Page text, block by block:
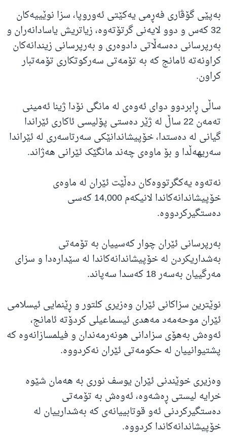
بەپێی گۆڤاری فەڕمی یەکێتی ئەوروپا، سزا نوێییەکان
32 کەس و دوو لایەنی گرتۆتەوە، زیاتریش یاسادانەران و
بەرپرسانی دەسەڵاتی دادوەری و بەرپرسانی زیندانەکان
کراونەتە ئامانج کە بە تۆمەتی سەرکوتکاری تۆمەتبار
کراون.
ساڵی ڕابردوو دوای ئەوەی لە مانگی نۆدا ژینا ئەمینی
تەمەن 22 ساڵ لە ژێر دەستی پۆلیسی ئاکاری ئێراندا
گیانی لە دەستدا، خۆپیشاندانێکی سەرتاسەری لە ئێراندا
سەریهەڵدا و بۆ ماوەی چەند مانگێک ئێرانی هەژاند.
نەتەوە یەکگرتووەکان دەڵێت ئێران لە ماوەی
خۆپیشاندانەکاندا لانیکەم 14,000 کەسی
دەستگیرکردووە.
بەرپرسانی ئێران چوار کەسییان بە تۆمەتی
بەشداریکردن لە خۆپیشاندانەکاندا لە سێدارەدا و سزای
مەرگییان بەسەر 18 کەسدا سەپاند.
نوێترین سزاکانی ئێران وەزیری کلتور و ڕێنمایی ئیسلامی
ئێران موحەمەد مەهدی ئیسماعیلی کردۆتە ئامانج،
ئەوەش بەهۆی سزادانی هونەرمەندان و فیلمسازانەوە کە
پشتیوانییان لە حکومەتی ئێران نەکردووە.
وەزیری خوێندنی ئێران یوسف نوری بە هەمان شێوە
خرایە لیستی ڕەشەوە، ئەوەش بە تۆمەتی
دەستگیرکردنی ئەو قوتابییانەی کە بەشدارییان لە
خۆپیشاندانەکاندا کردووە.